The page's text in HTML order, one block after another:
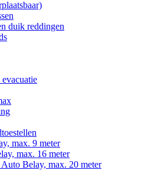
duik reddingen
max. 9 meter
max. 16 meter
Belay, max. 20 meter